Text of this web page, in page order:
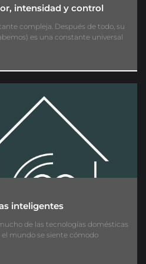
intensidad y control
compleja. Después de todo, su
es una constante universal
inteligentes
de las tecnologías domésticas
mundo se siente cómodo